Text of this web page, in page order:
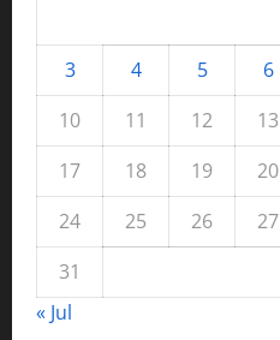
3
4 5 6
10
11 12 13
17
18 19 20
24
25 26 27
31
« Jul